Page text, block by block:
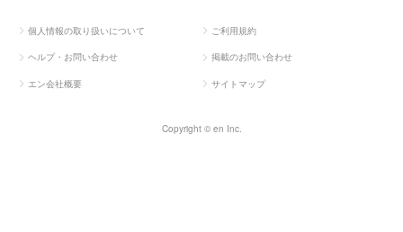
個人情報の取り扱いについて ご利用規約
ヘルプ・お問い合わせ 掲載のお問い合わせ
エン会社概要 サイトマップ
Copyright © en Inc.